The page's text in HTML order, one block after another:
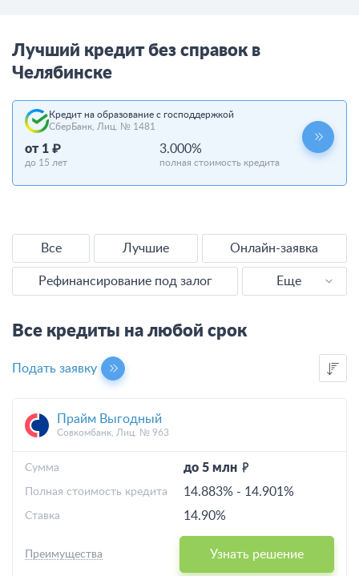
Лучший кредит без справок в
Челябинске
Кредит на образование с господдержкой
СберБанк, Лиц. № 1481
до 15 лет
от 1 ₽
полная стоимость кредита
3.000%
Все Лучшие Онлайн-заявка
Рефинансирование под залог
Еще
Наличными
Без справок
С плохой КИ
Все кредиты на любой срок
Подать заявку
Прайм Выгодный
Совкомбанк, Лиц. № 963
до 5 млн
Cумма
14.883% - 14.901%
Полная стоимость кредита
14.90%
Ставка
Узнать решение
Преимущества